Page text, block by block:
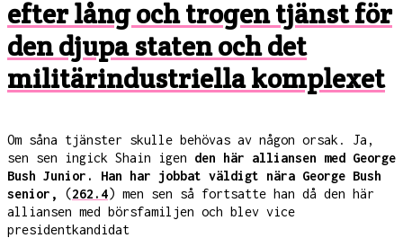
efter lång och trogen tjänst för
den djupa staten och det
militärindustriella komplexet
Om såna tjänster skulle behövas av någon orsak. Ja,
sen sen ingick Shain igen den här alliansen med George
Bush Junior. Han har jobbat väldigt nära George Bush
senior,
(262.4) men sen så fortsatte han då den här
alliansen med börsfamiljen och blev vice
presidentkandidat